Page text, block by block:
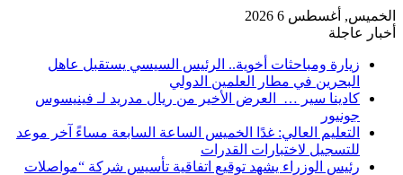
الخميس, أغسطس 6 2026
أخبار عاجلة
زيارة ومباحثات أخوية.. الرئيس السيسي يستقبل عاهل
البحرين في مطار العلمين الدولي
كادينا سير … العرض الأخير من ريال مدريد لـ فينيسوس
جونيور
التعليم العالي: غدًا الخميس الساعة السابعة مساءً آخر موعد
للتسجيل لاختبارات القدرات
رئيس الوزراء يشهد توقيع اتفاقية تأسيس شركة “مواصلات